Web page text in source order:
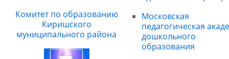
Комитет по образованию
Киришского
муниципального района
Московская
педагогическая
дошкольного
образования